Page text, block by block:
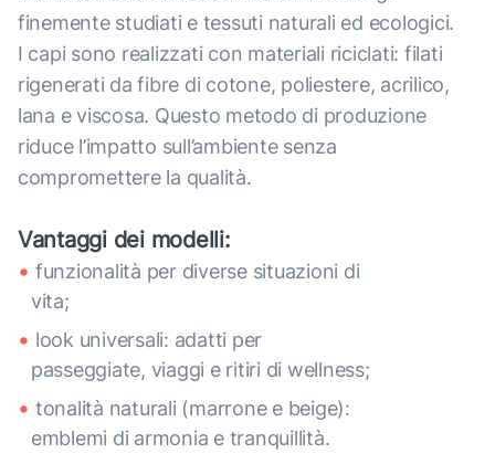
finemente studiati e tessuti naturali ed ecologici.
I capi sono realizzati con materiali riciclati: filati
rigenerati da fibre di cotone, poliestere, acrilico,
lana e viscosa. Questo metodo di produzione
riduce l’impatto sull’ambiente senza
compromettere la qualità.
Vantaggi dei modelli:
funzionalità per diverse situazioni di
vita;
look universali: adatti per
passeggiate, viaggi e ritiri di wellness;
tonalità naturali (marrone e beige):
emblemi di armonia e tranquillità.